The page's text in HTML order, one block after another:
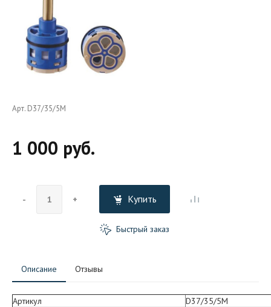
Арт. D37/35/5М
1 000 руб.
- + Купить
Быстрый заказ
Описание Отзывы
Артикул
D37/35/5М